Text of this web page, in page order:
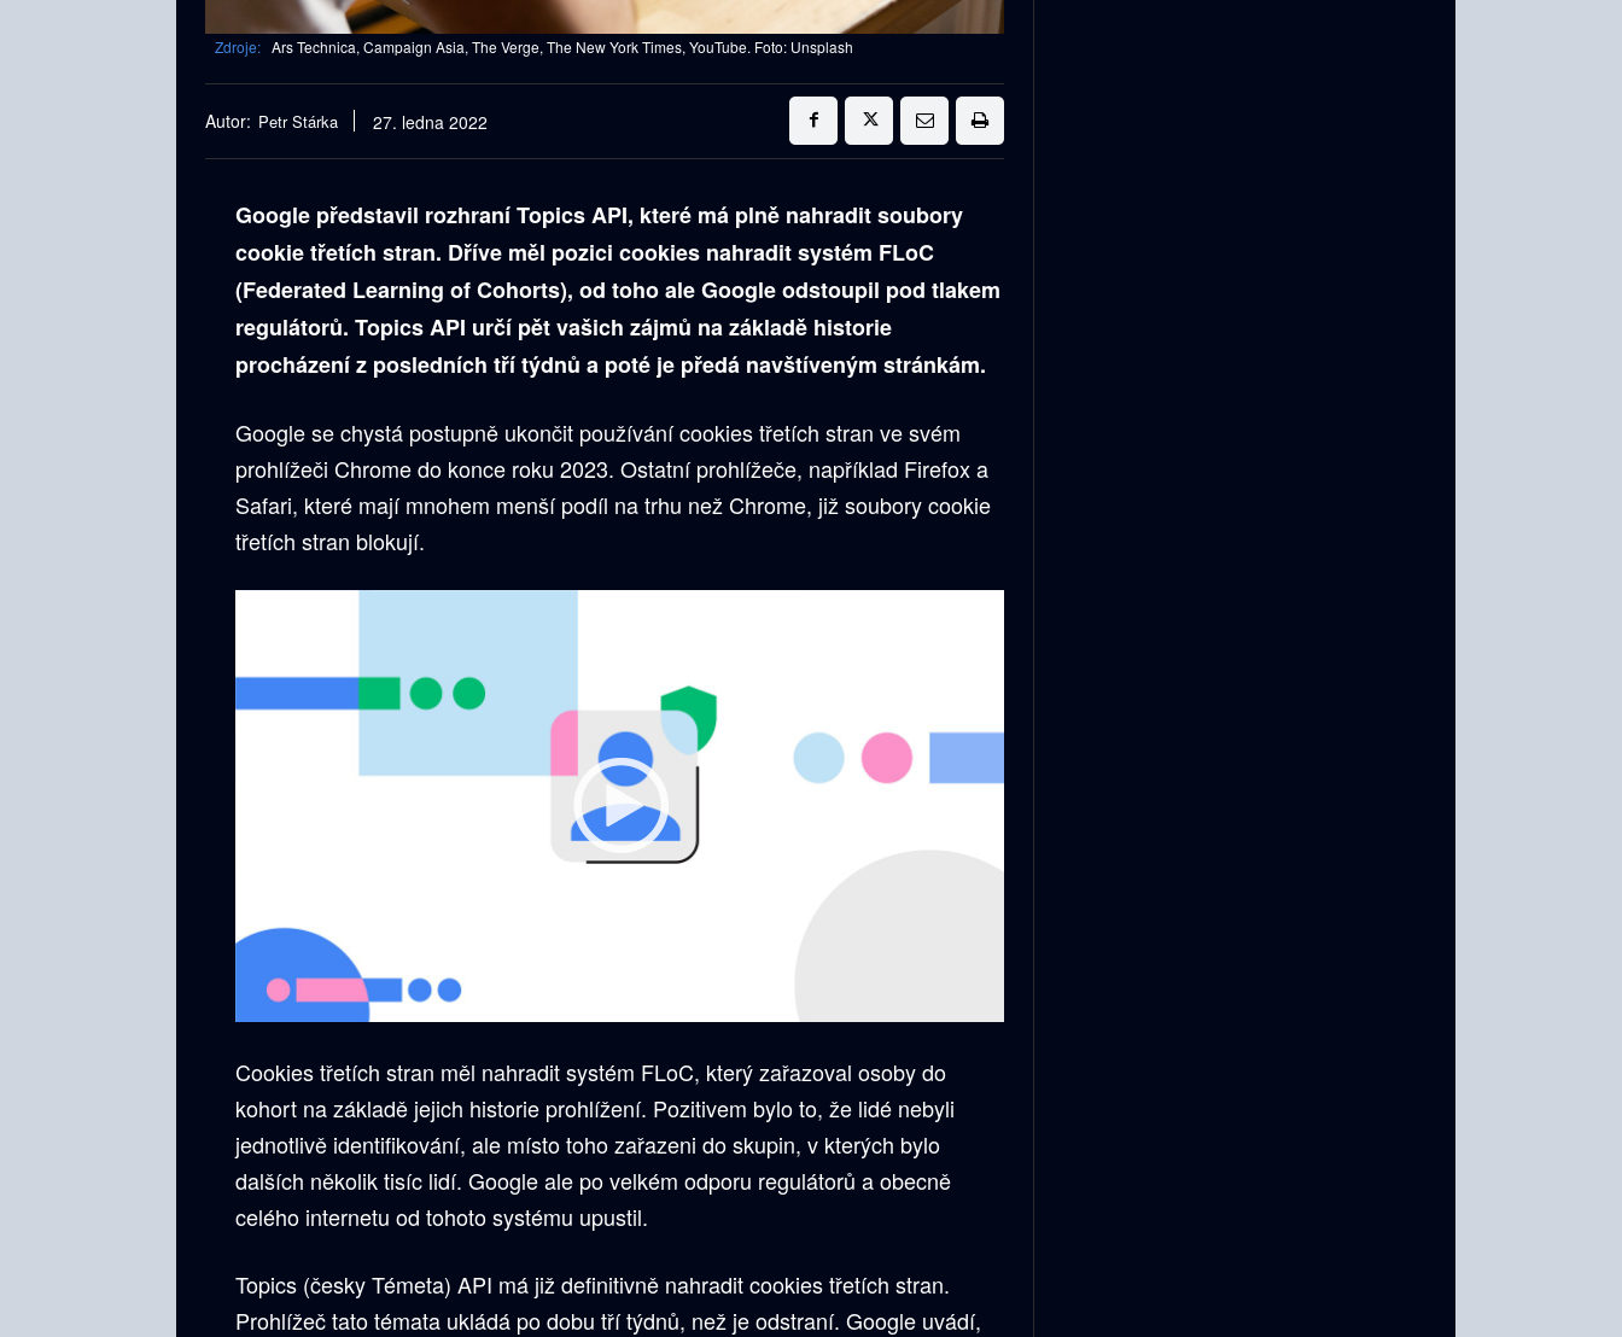
Zdroje: Ars Technica, Campaign Asia, The Verge, The New York Times, YouTube. Foto: Unsplash
Autor: Petr Stárka 27. ledna 2022
Google představil rozhraní Topics API, které má plně nahradit soubory
cookie třetích stran. Dříve měl pozici cookies nahradit systém FLoC
(Federated Learning of Cohorts), od toho ale Google odstoupil pod tlakem
regulátorů. Topics API určí pět vašich zájmů na základě historie
procházení z posledních tří týdnů a poté je předá navštíveným stránkám.
Google se chystá postupně ukončit používání cookies třetích stran ve svém
prohlížeči Chrome do konce roku 2023. Ostatní prohlížeče, například Firefox a
Safari, které mají mnohem menší podíl na trhu než Chrome, již soubory cookie
třetích stran blokují.
Cookies třetích stran měl nahradit systém FLoC, který zařazoval osoby do
kohort na základě jejich historie prohlížení. Pozitivem bylo to, že lidé nebyli
jednotlivě identifikování, ale místo toho zařazeni do skupin, v kterých bylo
dalších několik tisíc lidí. Google ale po velkém odporu regulátorů a obecně
celého internetu od tohoto systému upustil.
Topics (česky Témeta) API má již definitivně nahradit cookies třetích stran.
Prohlížeč tato témata ukládá po dobu tří týdnů, než je odstraní. Google uvádí,